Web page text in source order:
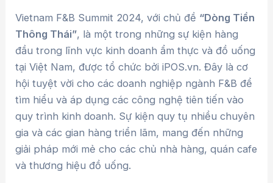
Vietnam F&B Summit 2024, với chủ đề “Dòng Tiền
Thông Thái”, là một trong những sự kiện hàng
đầu trong lĩnh vực kinh doanh ẩm thực và đồ uống
tại Việt Nam, được tổ chức bởi iPOS.vn. Đây là cơ
hội tuyệt vời cho các doanh nghiệp ngành F&B để
tìm hiểu và áp dụng các công nghệ tiên tiến vào
quy trình kinh doanh. Sự kiện quy tụ nhiều chuyên
gia và các gian hàng triển lãm, mang đến những
giải pháp mới mẻ cho các chủ nhà hàng, quán cafe
và thương hiệu đồ uống.